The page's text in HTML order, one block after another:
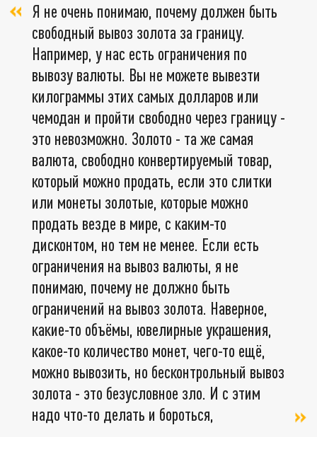
Я не очень понимаю, почему должен быть
свободный вывоз золота за границу.
Например, у нас есть ограничения по
вывозу валюты. Вы не можете вывезти
килограммы этих самых долларов или
чемодан и пройти свободно через границу -
это невозможно. Золото - та же самая
валюта, свободно конвертируемый товар,
который можно продать, если это слитки
или монеты золотые, которые можно
продать везде в мире, с каким-то
дисконтом, но тем не менее. Если есть
ограничения на вывоз валюты, я не
понимаю, почему не должно быть
ограничений на вывоз золота. Наверное,
какие-то объёмы, ювелирные украшения,
какое-то количество монет, чего-то ещё,
можно вывозить, но бесконтрольный вывоз
золота - это безусловное зло. И с этим
надо что-то делать и бороться,